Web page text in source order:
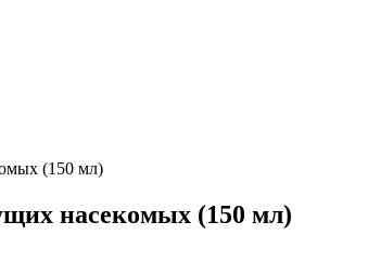
(150 мл)
насекомых (150 мл)